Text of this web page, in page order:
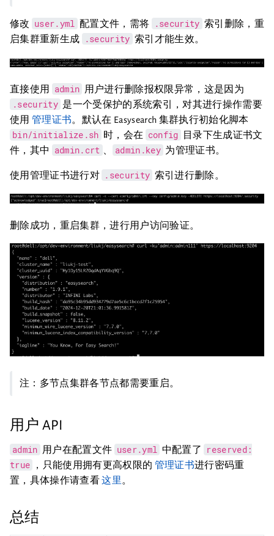
修改 user.yml 配置文件，需将 .security 索引删除，重
启集群重新生成
.security 索引才能生效。
直接使用 admin 用户进行删除报权限异常，这是因为
.security 是一个受保护的系统索引，对其进行操作需要
使用 管理证书。默认在 Easysearch 集群执行初始化脚本
bin/initialize.sh 时，会在 config
目录下生成证书文
件，其中
admin.crt 、 admin.key 为管理证书。
使用管理证书进行对 .security 索引进行删除。
删除成功，重启集群，进行用户访问验证。
注：多节点集群各节点都需要重启。
用户 API
admin 用户在配置文件 user.yml 中配置了
reserved:
true
，只能使用拥有更高权限的 管理证书进行密码重
置，具体操作请查看这里 。
总结